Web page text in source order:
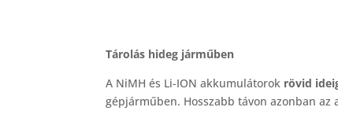
Tárolás hideg járműben
A NiMH és Li-ION akkumulátorok rövid
gépjárműben. Hosszabb távon azonban